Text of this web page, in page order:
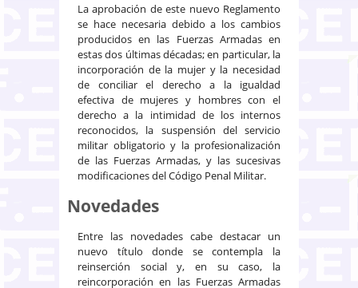
La aprobación de este nuevo Reglamento
se hace necesaria debido a los cambios
producidos en las Fuerzas Armadas en
estas dos últimas décadas; en particular, la
incorporación de la mujer y la necesidad
de conciliar el derecho a la igualdad
efectiva de mujeres y hombres con el
derecho a la intimidad de los internos
reconocidos, la suspensión del servicio
militar obligatorio y la profesionalización
de las Fuerzas Armadas, y las sucesivas
modificaciones del Código Penal Militar.
Novedades
Entre las novedades cabe destacar un
nuevo título donde se contempla la
reinserción social y, en su caso, la
reincorporación en las Fuerzas Armadas